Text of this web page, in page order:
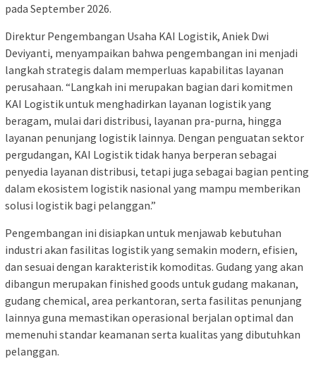
pada September 2026.
Direktur Pengembangan Usaha KAI Logistik, Aniek Dwi
Deviyanti, menyampaikan bahwa pengembangan ini menjadi
langkah strategis dalam memperluas kapabilitas layanan
perusahaan. “Langkah ini merupakan bagian dari komitmen
KAI Logistik untuk menghadirkan layanan logistik yang
beragam, mulai dari distribusi, layanan pra-purna, hingga
layanan penunjang logistik lainnya. Dengan penguatan sektor
pergudangan, KAI Logistik tidak hanya berperan sebagai
penyedia layanan distribusi, tetapi juga sebagai bagian penting
dalam ekosistem logistik nasional yang mampu memberikan
solusi logistik bagi pelanggan.”
Pengembangan ini disiapkan untuk menjawab kebutuhan
industri akan fasilitas logistik yang semakin modern, efisien,
dan sesuai dengan karakteristik komoditas. Gudang yang akan
dibangun merupakan finished goods untuk gudang makanan,
gudang chemical, area perkantoran, serta fasilitas penunjang
lainnya guna memastikan operasional berjalan optimal dan
memenuhi standar keamanan serta kualitas yang dibutuhkan
pelanggan.